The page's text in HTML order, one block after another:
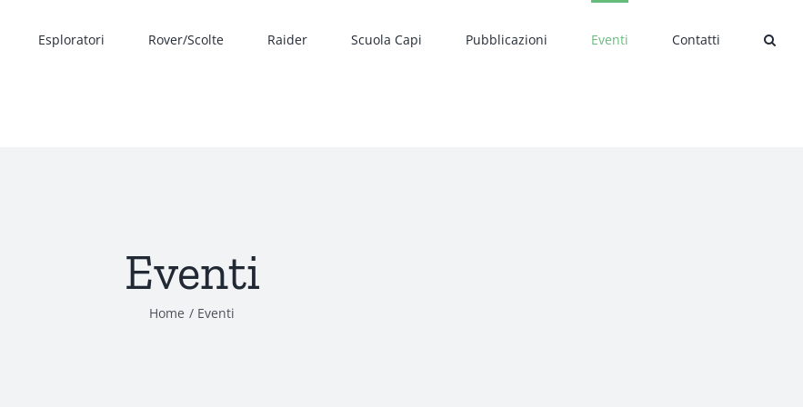
Esploratori Rover/Scolte Raider Scuola Capi Pubblicazioni Eventi Contatti
Eventi
Home Eventi